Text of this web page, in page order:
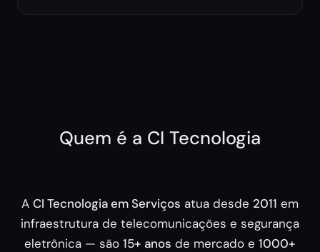
Quem é a CI Tecnologia
A CI Tecnologia em Serviços atua desde 2011 em
infraestrutura de telecomunicações e segurança
eletrônica — são 15+ anos de mercado e 1000+